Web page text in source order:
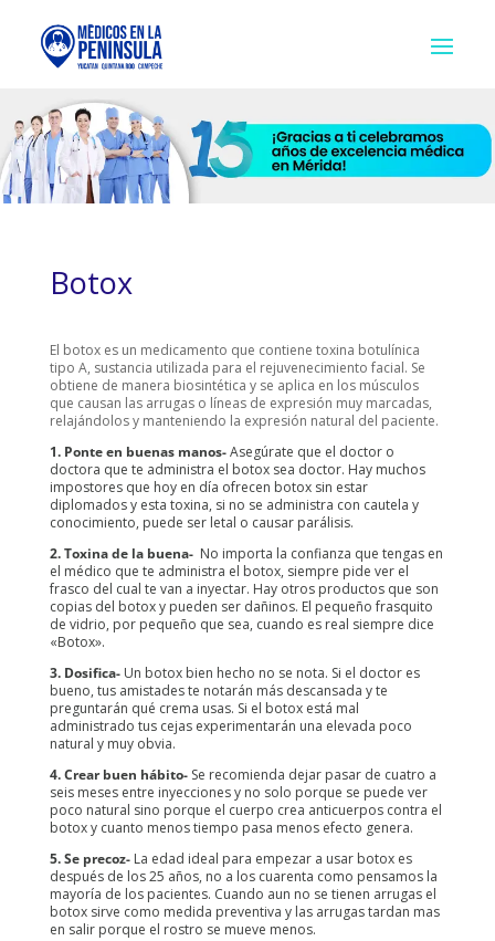
Botox
El botox es un medicamento que contiene toxina botulínica
tipo A, sustancia utilizada para el rejuvenecimiento facial. Se
obtiene de manera biosintética y se aplica en los músculos
que causan las arrugas o líneas de expresión muy marcadas,
relajándolos y manteniendo la expresión natural del paciente.
1. Ponte en buenas manos-Asegúrate que el doctor o
doctora que te administra el botox sea doctor. Hay muchos
impostores que hoy en día ofrecen botox sin estar
diplomados y esta toxina, si no se administra con cautela y
conocimiento, puede ser letal o causar parálisis.
2. Toxina de la buena-No importa la confianza que tengas en
el médico que te administra el botox, siempre pide ver el
frasco del cual te van a inyectar. Hay otros productos que son
copias del botox y pueden ser dañinos. El pequeño frasquito
de vidrio, por pequeño que sea, cuando es real siempre dice
«Botox».
3. Dosifica-Un botox bien hecho no se nota. Si el doctor es
bueno, tus amistades te notarán más descansada y te
preguntarán qué crema usas. Si el botox está mal
administrado tus cejas experimentarán una elevada poco
natural y muy obvia.
4. Crear buen hábito-Se recomienda dejar pasar de cuatro a
seis meses entre inyecciones y no solo porque se puede ver
poco natural sino porque el cuerpo crea anticuerpos contra el
botox y cuanto menos tiempo pasa menos efecto genera.
5. Se precoz-La edad ideal para empezar a usar botox es
después de los 25 años, no a los cuarenta como pensamos la
mayoría de los pacientes. Cuando aun no se tienen arrugas el
botox sirve como medida preventiva y las arrugas tardan mas
en salir porque el rostro se mueve menos.